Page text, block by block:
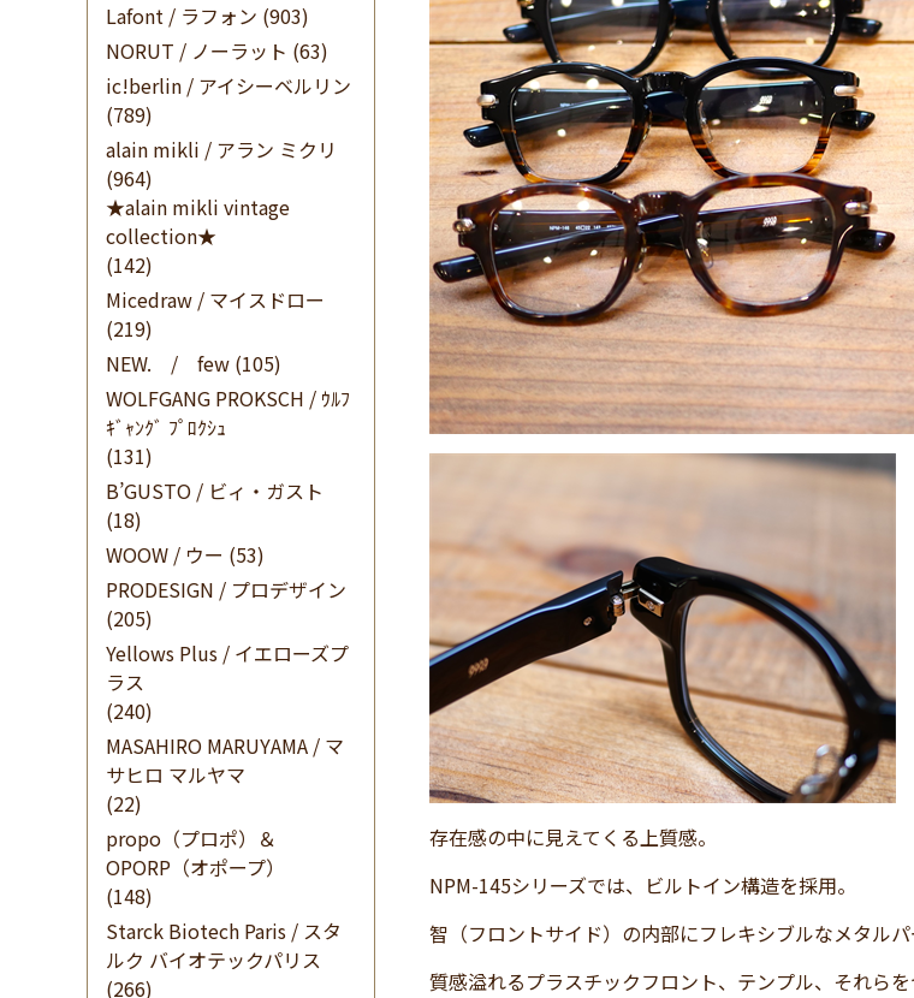
Lafont / ラフォン (903)
NORUT / ノーラット (63)
ic!berlin / アイシーベルリン
(789)
alain mikli / アラン ミクリ
(964)
★alain mikli vintage
collection★
(142)
Micedraw / マイスドロー
(219)
NEW. / few (105)
WOLFGANG PROKSCH / ｳﾙﾌ
ｷﾞｬﾝｸﾞ ﾌﾟﾛｸｼｭ
(131)
B’GUSTO / ビィ・ガスト
(18)
WOOW / ウー (53)
PRODESIGN / プロデザイン
(205)
Yellows Plus / イエローズプ
ラス
(240)
MASAHIRO MARUYAMA / マ
サヒロ マルヤマ
(22)
propo（プロポ）＆
OPORP（オポープ）
(148)
Starck Biotech Paris / スタ
ルク バイオテックパリス
(266)
存在感の中に見えてくる上質感。
NPM-145シリーズでは、ビルトイン構造を採用。
智（フロントサイド）の内部にフレキシブルなメタル
質感溢れるプラスチックフロント、テンプル、それらを